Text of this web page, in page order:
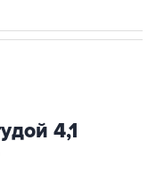
4,1